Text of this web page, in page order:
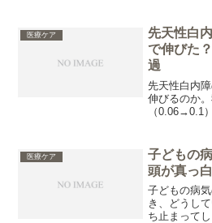
医療ケア
先天性白
で伸びた
過
先天性白内
伸びるのか
（0.06→0.1
共有します。
医療ケア
子どもの
頭が真っ
子どもの病
き、どうし
ち止まって